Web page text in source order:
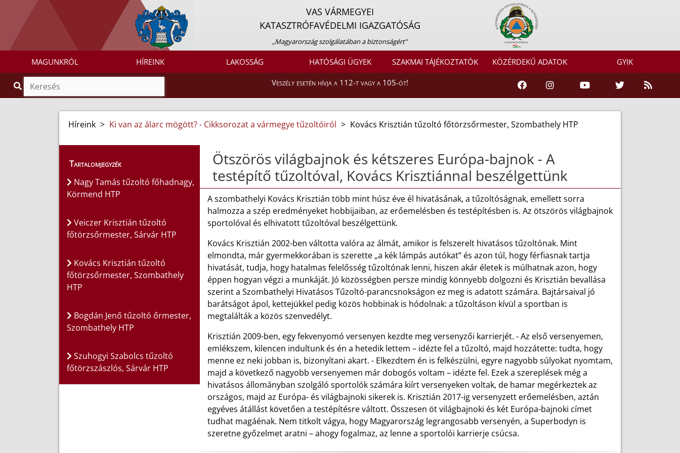
VAS VÁRMEGYEI
KATASZTRÓFAVÉDELMI IGAZGATÓSÁG
„Magyarország szolgálatában a biztonságért”
MAGUNKRÓL HÍREINK LAKOSSÁG HATÓSÁGI ÜGYEK SZAKMAI TÁJÉKOZTATÓK KÖZÉRDEKŰ ADATOK GYIK
Veszély esetén hívja a 112-t vagy a 105-öt!
Híreink > Ki van az álarc mögött? - Cikksorozat a vármegye tűzoltóiról > Kovács Krisztián tűzoltó főtörzsőrmester, Szombathely HTP
Tartalomjegyzék
Nagy Tamás tűzoltó főhadnagy,
Körmend HTP
Veiczer Krisztián tűzoltó
főtörzsőrmester, Sárvár HTP
Kovács Krisztián tűzoltó
főtörzsőrmester, Szombathely
HTP
Bogdán Jenő tűzoltó őrmester,
Szombathely HTP
Szuhogyi Szabolcs tűzoltó
főtörzszászlós, Sárvár HTP
Ötszörös világbajnok és kétszeres Európa-bajnok - A
testépítő tűzoltóval, Kovács Krisztiánnal beszélgettünk
A szombathelyi Kovács Krisztián több mint húsz éve él hivatásának, a tűzoltóságnak, emellett sorra
halmozza a szép eredményeket hobbijaiban, az erőemelésben és testépítésben is. Az ötszörös világbajnok
sportolóval és elhivatott tűzoltóval beszélgettünk.
Kovács Krisztián 2002-ben váltotta valóra az álmát, amikor is felszerelt hivatásos tűzoltónak. Mint
elmondta, már gyermekkorában is szerette „a kék lámpás autókat” és azon túl, hogy férfiasnak tartja
hivatását, tudja, hogy hatalmas felelősség tűzoltónak lenni, hiszen akár életek is múlhatnak azon, hogy
éppen hogyan végzi a munkáját. Jó közösségben persze mindig könnyebb dolgozni és Krisztián bevallása
szerint a Szombathelyi Hivatásos Tűzoltó-parancsnokságon ez meg is adatott számára. Bajtársaival jó
barátságot ápol, kettejükkel pedig közös hobbinak is hódolnak: a tűzoltáson kívül a sportban is
megtalálták a közös szenvedélyt.
Krisztián 2009-ben, egy fekvenyomó versenyen kezdte meg versenyzői karrierjét. - Az első versenyemen,
emlékszem, kilencen indultunk és én a hetedik lettem – idézte fel a tűzoltó, majd hozzátette: tudta, hogy
menne ez neki jobban is, bizonyítani akart. - Elkezdtem én is felkészülni, egyre nagyobb súlyokat nyomtam,
majd a következő nagyobb versenyemen már dobogós voltam – idézte fel. Ezek a szereplések még a
hivatásos állományban szolgáló sportolók számára kiírt versenyeken voltak, de hamar megérkeztek az
országos, majd az Európa- és világbajnoki sikerek is. Krisztián 2017-ig versenyzett erőemelésben, aztán
egyéves átállást követően a testépítésre váltott. Összesen öt világbajnoki és két Európa-bajnoki címet
tudhat magáénak. Nem titkolt vágya, hogy Magyarország legrangosabb versenyén, a Superbodyn is
szeretne győzelmet aratni – ahogy fogalmaz, az lenne a sportolói karrierje csúcsa.